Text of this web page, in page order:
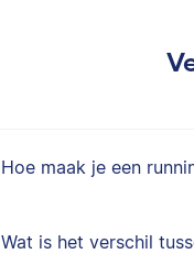
Hoe maak je een
Wat is het verschil